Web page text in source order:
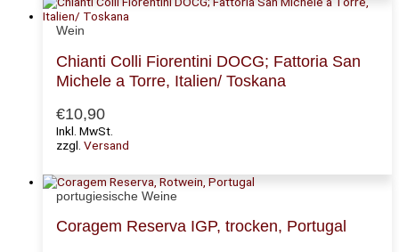
Wein
Chianti Colli Fiorentini DOCG; Fattoria San
Michele a Torre, Italien/ Toskana
€10,90
Inkl. MwSt.
zzgl. Versand
portugiesische Weine
Coragem Reserva IGP, trocken, Portugal